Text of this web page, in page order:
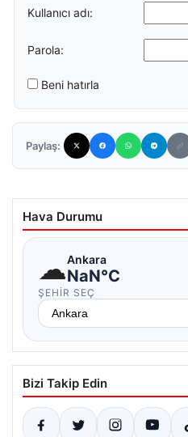
Kullanıcı adı:
Parola:
Beni hatırla
Paylaş:
Hava Durumu
☁Ankara
NaN°C
ŞEHIR SEÇ
Bizi Takip Edin